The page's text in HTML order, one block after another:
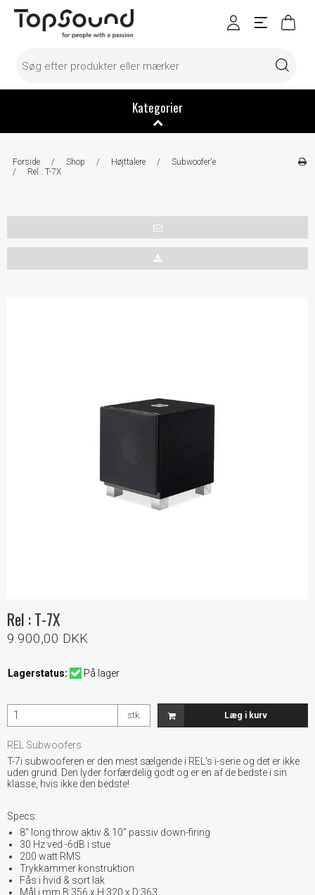
Kategorier
Forside / Shop / Højttalere /
Subwoofer'e
/
Rel : T-7X
Rel : T-7X
9.900,00 DKK
Lagerstatus: På lager
stk. Læg i kurv
REL Subwoofers
T-7i subwooferen er den mest sælgende i REL's i-serie og det er ikke
uden grund. Den lyder forfærdelig godt og er en af de bedste i sin
klasse, hvis ikke den bedste!
Specs:
8" long throw aktiv & 10" passiv down-firing
30 Hz ved -6dB i stue
200 watt RMS
Trykkammer konstruktion
Fås i hvid & sort lak
Mål i mm B:356 x H:320 x D:363